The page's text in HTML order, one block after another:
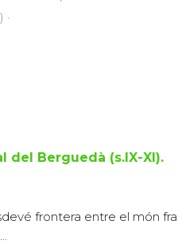
·
Berguedà (s.IX-XI).
frontera entre el món